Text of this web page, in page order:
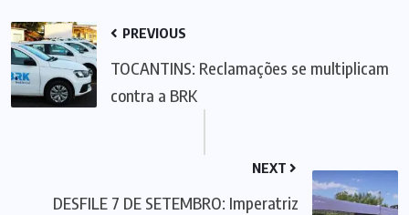
PREVIOUS
TOCANTINS: Reclamações se multiplicam
contra a BRK
NEXT
DESFILE 7 DE SETEMBRO: Imperatriz